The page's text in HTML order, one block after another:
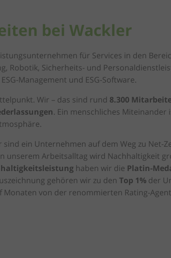
bei Wackler
für Services in den
Robotik, Sicherheits- und
Management und ESG-Software.
Wir – das sind rund 8.300
. Ein menschliches Miteinander
sind ein Unternehmen auf dem Weg zu Net-
unserem Arbeitsalltag wird Nachhaltigkeit
haben wir die Platin-
gehören wir zu den Top 1% der
Monaten von der renommierten Rating-